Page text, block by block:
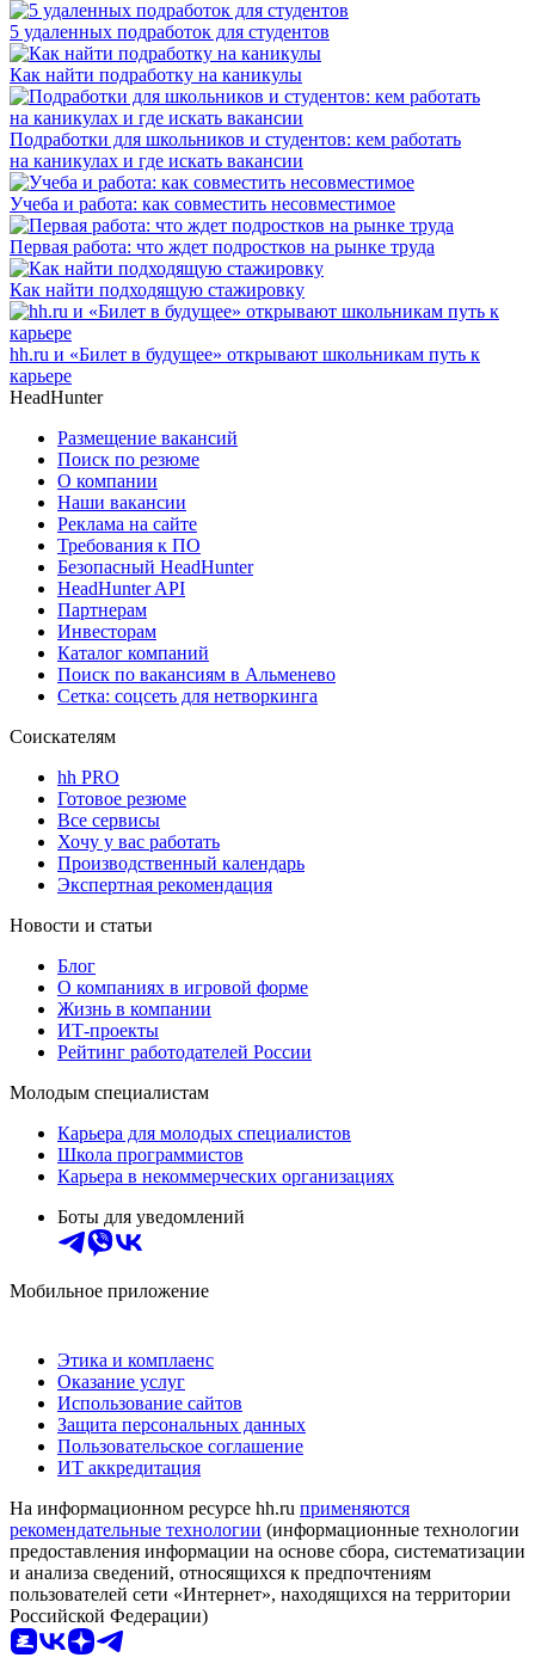
5 удаленных подработок для студентов
Как найти подработку на каникулы
Подработки для школьников и студентов: кем работать
на каникулах и где искать вакансии
Учеба и работа: как совместить несовместимое
Первая работа: что ждет подростков на рынке труда
Как найти подходящую стажировку
hh.ru и «Билет в будущее» открывают школьникам путь к
карьере
HeadHunter
Размещение вакансий
Поиск по резюме
О компании
Наши вакансии
Реклама на сайте
Требования к ПО
Безопасный HeadHunter
HeadHunter API
Партнерам
Инвесторам
Каталог компаний
Поиск по вакансиям в Альменево
Сетка: соцсеть для нетворкинга
Соискателям
hh PRO
Готовое резюме
Все сервисы
Хочу у вас работать
Производственный календарь
Экспертная рекомендация
Новости и статьи
Блог
О компаниях в игровой форме
Жизнь в компании
ИТ-проекты
Рейтинг работодателей России
Молодым специалистам
Карьера для молодых специалистов
Школа программистов
Карьера в некоммерческих организациях
Боты для уведомлений
Мобильное приложение
Этика и комплаенс
Оказание услуг
Использование сайтов
Защита персональных данных
Пользовательское соглашение
ИТ аккредитация
На информационном ресурсе hh.ru применяются
рекомендательные технологии (информационные технологии
предоставления информации на основе сбора, систематизации
и анализа сведений, относящихся к предпочтениям
пользователей сети «Интернет», находящихся на территории
Российской Федерации)